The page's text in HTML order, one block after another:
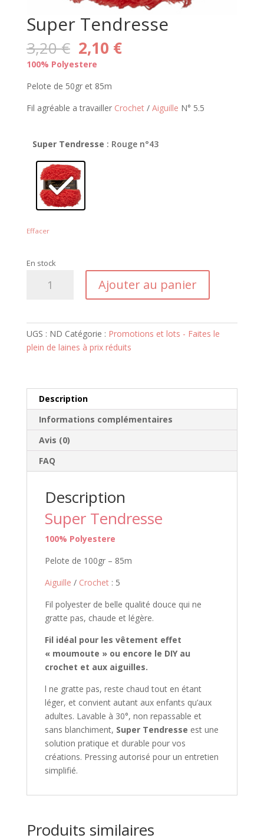
Super Tendresse
3,20€ Le
prix
initial
était :
3,20 €.
2,10 €Le
prix
2,10 €.
100% Polyestere
Pelote de 50gr et 85m
Fil agréable a travailler Crochet/ Aiguille N° 5.5
Super Tendresse : Rouge n°43
Effacer
En stock
Ajouter au panier
UGS : ND Catégorie : Promotions et lots - Faites le
plein de laines à prix réduits
Description
Informations complémentaires
Avis (0)
FAQ
Description
Super Tendresse
100% Polyestere
Pelote de 100gr – 85m
Aiguille / Crochet: 5
Fil polyester de belle qualité douce qui ne
gratte pas, chaude et légère.
Fil idéal pour les vêtement effet
« moumoute » ou encore le DIY au
crochet et aux aiguilles.
l ne gratte pas, reste chaud tout en étant
léger, et convient autant aux enfants qu’aux
adultes. Lavable à 30°, non repassable et
sans blanchiment, Super Tendresse est une
solution pratique et durable pour vos
créations. Pressing autorisé pour un entretien
simplifié.
Produits similaires